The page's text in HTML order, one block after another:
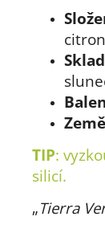
TIP:
silicí.
„Tierra